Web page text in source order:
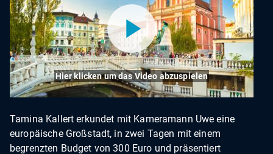
Hier klicken um das Video abzuspielen
Tamina Kallert erkundet mit Kameramann Uwe eine
europäische Großstadt, in zwei Tagen mit einem
begrenzten Budget von 300 Euro und präsentiert